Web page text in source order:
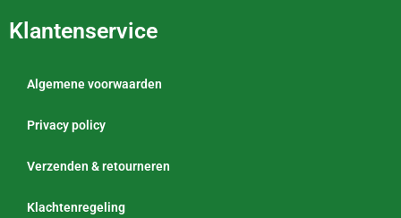
Klantenservice
Algemene voorwaarden
Privacy policy
Verzenden & retourneren
Klachtenregeling